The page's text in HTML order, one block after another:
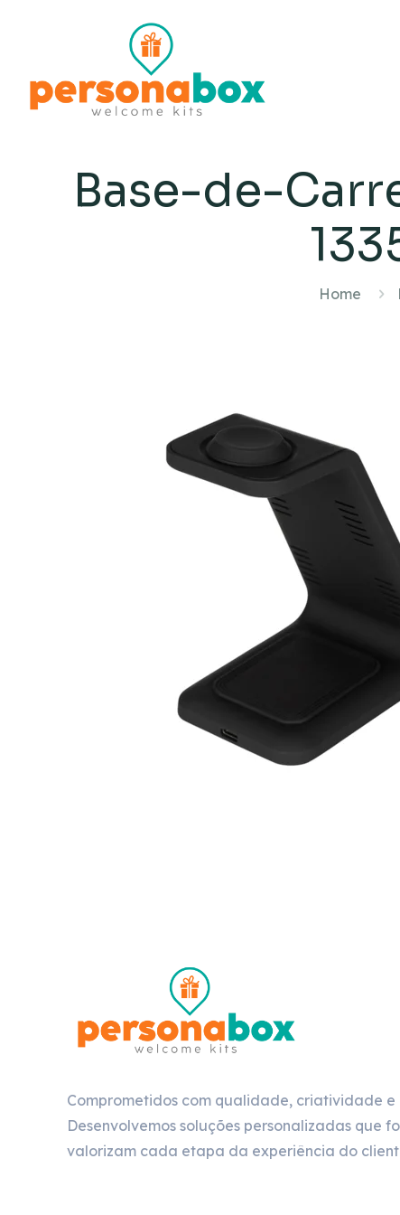
Base-de-
Home
Comprometidos com qualidade, criatividade e
Desenvolvemos soluções personalizadas que
valorizam cada etapa da experiência do